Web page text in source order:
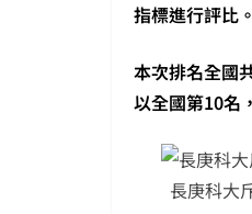
指標進行評比。
本次排名全國
以全國第10名
長庚科大